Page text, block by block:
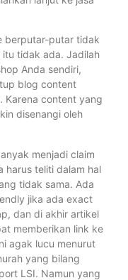
berputar-putar tidak
tidak ada. Jadilah
Anda sendiri,
blog content
Karena content yang
disenangi oleh
menjadi claim
harus teliti dalam hal
tidak sama. Ada
jika ada exact
dan di akhir artikel
memberikan link ke
agak lucu menurut
yang bilang
LSI. Namun yang